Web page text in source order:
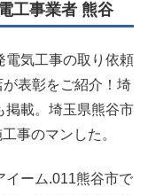
工事業者 熊谷
電気工事の取り依頼
表彰をご紹介！埼
掲載。埼玉県熊谷市
事のマンした。
イーム.011熊谷市で